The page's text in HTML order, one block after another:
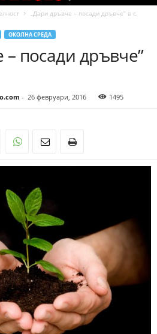
„Дари дръвче – посади дръвче” в с.
ОКОЛНА СРЕДА
посади дръвче”
- 26 февруари, 2016 1495